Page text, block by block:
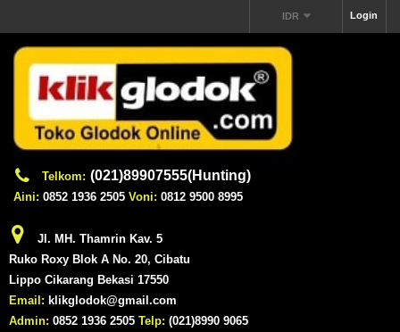
Login
IDR
Telkom: (021)89907555(Hunting)
Aini: 0852 1936 2505 Voni: 0812 9500 8995
Jl. MH. Thamrin Kav. 5
Ruko Roxy Blok A No. 20, Cibatu
Lippo Cikarang Bekasi 17550
Email: klikglodok@gmail.com
Admin: 0852 1936 2505 Telp: (021)8990 9065